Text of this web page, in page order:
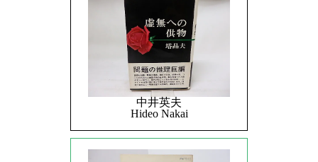
中井英夫
Hideo Nakai